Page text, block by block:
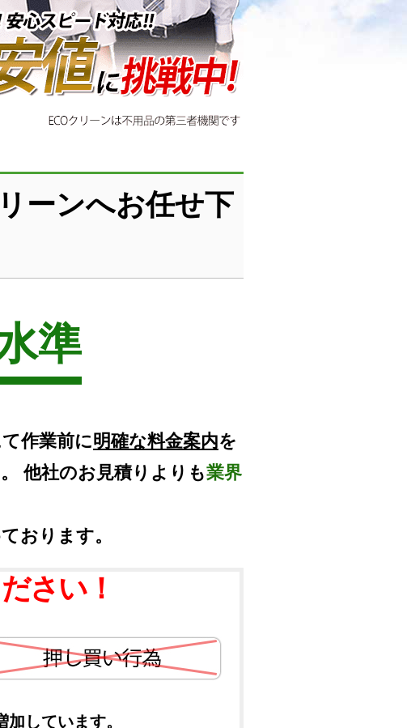
ーンへお任せ下
準
作業前に明確な料金案内を
他社のお見積りよりも業界
おります。
さい！
しています。